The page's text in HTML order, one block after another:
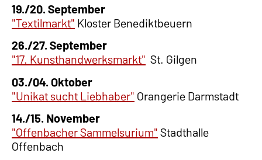
19./20. September
"Textilmarkt" Kloster Benediktbeuern
26./27. September
"17. Kunsthandwerksmarkt" St. Gilgen
03./04. Oktober
"Unikat sucht Liebhaber" Orangerie Darmstadt
14./15. November
"Offenbacher Sammelsurium" Stadthalle
Offenbach